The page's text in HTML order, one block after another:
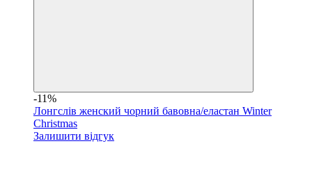
-11%
Лонгслів женский чорний бавовна/еластан Winter
Christmas
Залишити відгук